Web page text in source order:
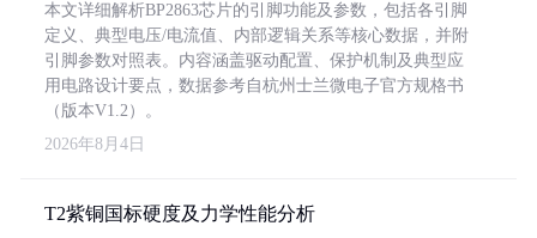
本文详细解析BP2863芯片的引脚功能及参数，包括各引脚
定义、典型电压/电流值、内部逻辑关系等核心数据，并附
引脚参数对照表。内容涵盖驱动配置、保护机制及典型应
用电路设计要点，数据参考自杭州士兰微电子官方规格书
（版本V1.2）。
2026年8月4日
T2紫铜国标硬度及力学性能分析